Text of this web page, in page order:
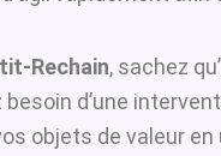
Rechain, sachez
d’une
objets de valeur